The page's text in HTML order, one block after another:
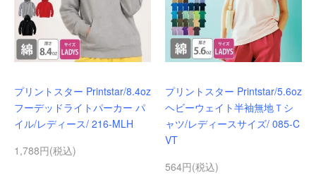
プリントスター Printstar/8.4oz
フーデッドライトパーカー パ
イル/レディース/ 216-MLH
1,788円(税込)
プリントスター Printstar/5.6oz
ヘビーウェイト半袖無地Ｔシ
ャツ/レディースサイズ/ 085-C
VT
564円(税込)